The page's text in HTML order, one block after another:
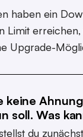
haben ein
Limit
Upgrade-
soll. Was
du